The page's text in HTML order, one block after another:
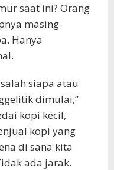
saat ini? Orang
masing-
Hanya
siapa atau
dimulai,”
kopi kecil,
kopi yang
di sana kita
ada jarak.